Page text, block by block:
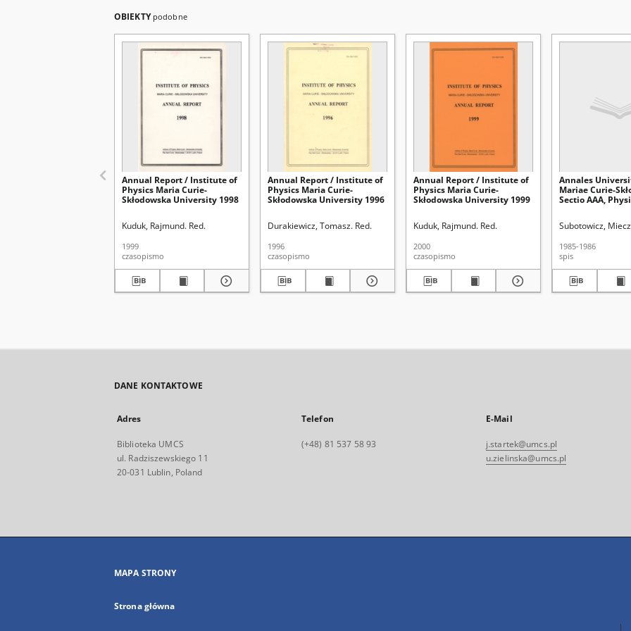
OBIEKTY podobne
Annual Report / Institute of
Physics Maria Curie-
Skłodowska University 1998
Kuduk, Rajmund. Red.
1999
czasopismo
Annual Report / Institute of
Physics Maria Curie-
Skłodowska University 1996
Durakiewicz, Tomasz. Red.
1996
czasopismo
Annual Report / Institute of
Physics Maria Curie-
Skłodowska University 1999
Kuduk, Rajmund. Red.
2000
czasopismo
Annales
Mariae Curie-
Sectio AAA,
Subotowicz,
1985-1986
spis
DANE KONTAKTOWE
Adres
Biblioteka UMCS
ul. Radziszewskiego 11
20-031 Lublin, Poland
Telefon
(+48) 81 537 58 93
E-Mail
j.startek@umcs.pl
u.zielinska@umcs.pl
MAPA STRONY
Strona główna